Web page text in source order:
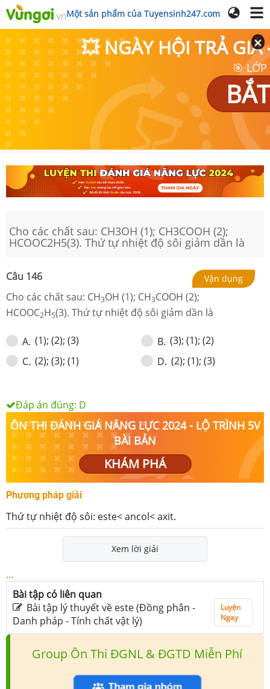
Một sản phẩm của Tuyensinh247.com
💥 NGÀY HỘI TRẢ GIÁ
🎯
Cho các chất sau: CH3OH (1); CH3COOH (2);
HCOOC2H5(3). Thứ tự nhiệt độ sôi giảm dần là
Câu 146 Vận dụng
Cho các chất sau: CH3OH (1); CH3COOH (2);
HCOOC2H5(3). Thứ tự nhiệt độ sôi giảm dần là
A. (1); (2); (3) B. (3); (1); (2)
C. (2); (3); (1) D. (2); (1); (3)
Đáp án đúng: D
ÔN THI ĐÁNH GIÁ NĂNG LỰC 2024 - LỘ TRÌNH 5V
BÀI BẢN
KHÁM PHÁ
Phương pháp giải
Thứ tự nhiệt độ sôi: este< ancol< axit.
Xem lời giải
...
Bài tập có liên quan
Bài tập lý thuyết về este (Đồng phân -
Danh pháp - Tính chất vật lý)
Luyện
Ngay
Group Ôn Thi ĐGNL & ĐGTD Miễn Phí